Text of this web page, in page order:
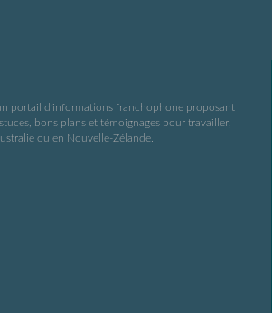
portail d’informations franchophone proposant
bons plans et témoignages pour travailler,
ou en Nouvelle-Zélande.